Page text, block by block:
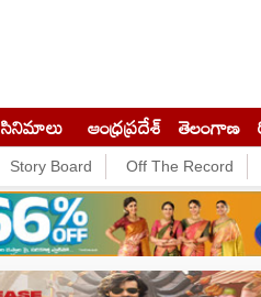
సినిమాలు ఆంధ్రప్రదేశ్ తెలంగాణ
Story Board Off The Record